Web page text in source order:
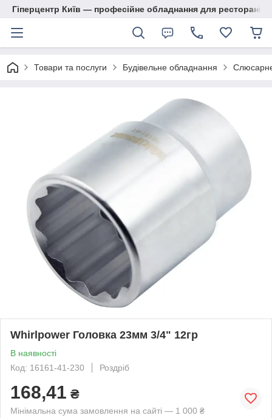
Гіперцентр Київ — професійне обладнання для ресторанів,
Товари та послуги Будівельне обладнання
Whirlpower Головка 23мм 3/4" 12гр
В наявності
Код: 16161-41-230
Роздріб
168,41 ₴
Мінімальна сума замовлення на сайті — 1 000 ₴